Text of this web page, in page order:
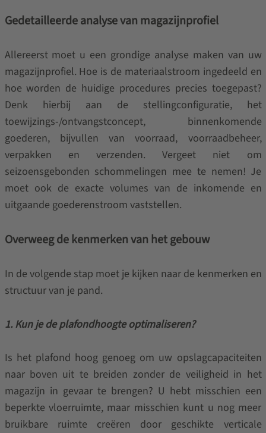
Gedetailleerde analyse van magazijnprofiel
Allereerst moet u een grondige analyse maken van uw
magazijnprofiel. Hoe is de materiaalstroom ingedeeld en
hoe worden de huidige procedures precies toegepast?
Denk hierbij aan de stellingconfiguratie, het
toewijzings-/ontvangstconcept, binnenkomende
goederen, bijvullen van voorraad, voorraadbeheer,
verpakken en verzenden. Vergeet niet om
seizoensgebonden schommelingen mee te nemen! Je
moet ook de exacte volumes van de inkomende en
uitgaande goederenstroom vaststellen.
Overweeg de kenmerken van het gebouw
In de volgende stap moet je kijken naar de kenmerken en
structuur van je pand.
1. Kun je de plafondhoogte optimaliseren?
Is het plafond hoog genoeg om uw opslagcapaciteiten
naar boven uit te breiden zonder de veiligheid in het
magazijn in gevaar te brengen? U hebt misschien een
beperkte vloerruimte, maar misschien kunt u nog meer
bruikbare ruimte creëren door geschikte verticale